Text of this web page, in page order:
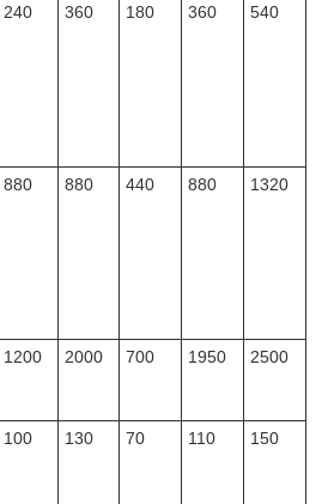
240 360 180 360 540
880 880 440 880 1320
1200 2000 700 1950 2500
100 130 70 110 150